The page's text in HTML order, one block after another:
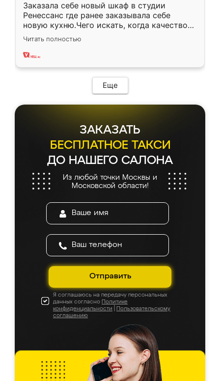
Заказала себе новый шкаф в студии
Ренессанс где ранее заказывала себе
новую кухню.Чего искать, когда качеством
вполне довольна. Служит кухня уже почти
два года, нареканий нет.
Читать полностью
Еще
ЗАКАЗАТЬ
БЕСПЛАТНОЕ ТАКСИ
ДО НАШЕГО САЛОНА
Из любой точки Москвы и
Московской области!
Отправить
Я соглашаюсь на передачу персональных
данных согласно Политике
конфиденциальности
Пользовательскому
соглашению